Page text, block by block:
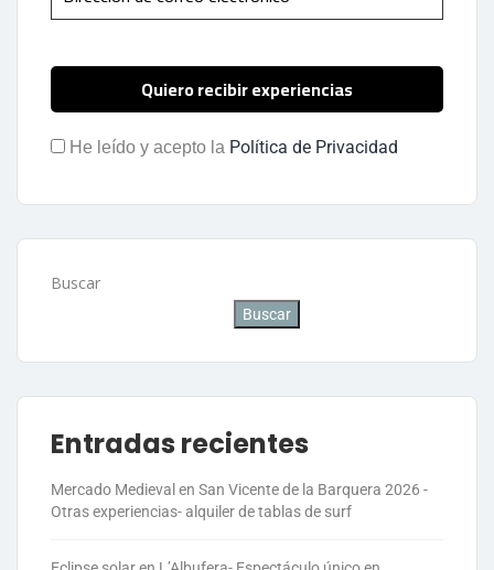
He leído y acepto la Política de Privacidad
Buscar
Buscar
Entradas recientes
Mercado Medieval en San Vicente de la Barquera 2026 -
Otras experiencias- alquiler de tablas de surf